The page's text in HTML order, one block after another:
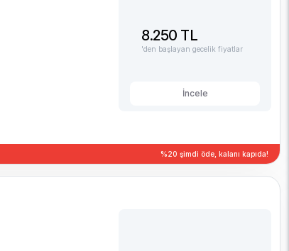
8.250 TL
'den başlayan gecelik fiyatlar
İncele
%20 şimdi öde, kalanı kapıda!